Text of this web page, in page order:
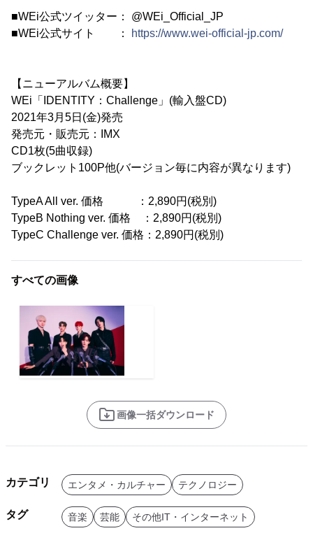
■WEi公式ツイッター： @WEi_Official_JP
■WEi公式サイト ：
https://www.wei-official-jp.com/
【ニューアルバム概要】
WEi「IDENTITY：Challenge」(輸入盤CD)
2021年3月5日(金)発売
発売元・販売元：IMX
CD1枚(5曲収録)
ブックレット100P他(バージョン毎に内容が異なります)
TypeA All ver. 価格 ：2,890円(税別)
TypeB Nothing ver. 価格 ：2,890円(税別)
TypeC Challenge ver. 価格：2,890円(税別)
すべての画像
画像一括ダウンロード
カテゴリ エンタメ・カルチャー テクノロジー
タグ 音楽 芸能 その他IT・インターネット